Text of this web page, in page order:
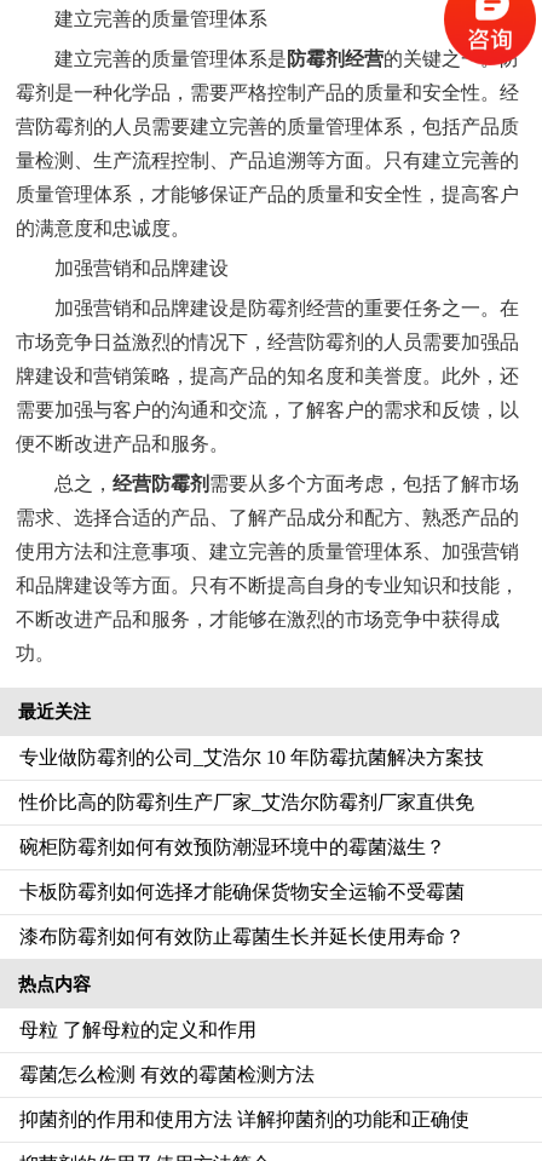
建立完善的质量管理体系
建立完善的质量管理体系是 防霉剂经营的关键之一。防
霉剂是一种化学品，需要严格控制产品的质量和安全性。经
营防霉剂的人员需要建立完善的质量管理体系，包括产品质
量检测、生产流程控制、产品追溯等方面。只有建立完善的
质量管理体系，才能够保证产品的质量和安全性，提高客户
的满意度和忠诚度。
加强营销和品牌建设
加强营销和品牌建设是防霉剂经营的重要任务之一。在
市场竞争日益激烈的情况下，经营防霉剂的人员需要加强品
牌建设和营销策略，提高产品的知名度和美誉度。此外，还
需要加强与客户的沟通和交流，了解客户的需求和反馈，以
便不断改进产品和服务。
总之，经营防霉剂 需要从多个方面考虑，包括了解市场
需求、选择合适的产品、了解产品成分和配方、熟悉产品的
使用方法和注意事项、建立完善的质量管理体系、加强营销
和品牌建设等方面。只有不断提高自身的专业知识和技能，
不断改进产品和服务，才能够在激烈的市场竞争中获得成
功。
最近关注
专业做防霉剂的公司_艾浩尔 10 年防霉抗菌解决方案技
性价比高的防霉剂生产厂家_艾浩尔防霉剂厂家直供免
碗柜防霉剂如何有效预防潮湿环境中的霉菌滋生？
卡板防霉剂如何选择才能确保货物安全运输不受霉菌
漆布防霉剂如何有效防止霉菌生长并延长使用寿命？
热点内容
母粒 了解母粒的定义和作用
霉菌怎么检测 有效的霉菌检测方法
抑菌剂的作用和使用方法 详解抑菌剂的功能和正确使